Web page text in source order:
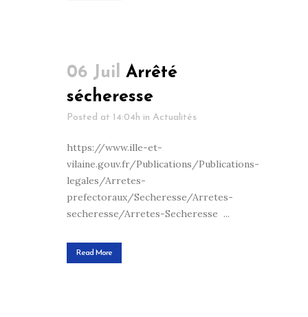
06 Juil Arrêté
sécheresse
Posted at 14:04h in Actualités
https://www.ille-et-
vilaine.gouv.fr/Publications/Publications-
legales/Arretes-
prefectoraux/Secheresse/Arretes-
secheresse/Arretes-Secheresse ...
Read More